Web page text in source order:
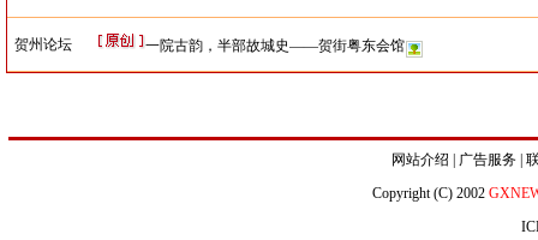
贺州论坛 一院古韵，半部故城史——贺街粤东会馆
网站介绍 广告服务
Copyright (C) 2002